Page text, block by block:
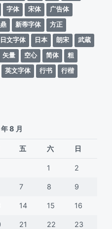
字体 宋体
广告体
新蒂字体
方正
日文字体 日本 朗宋
武蔵
矢量 空心 简体
粗
英文字体 行书
行楷
8 月
五 六 日
1 2
7 8 9
14 15 16
21 22 23